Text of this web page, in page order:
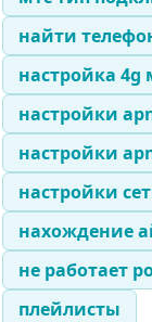
найти
настройка 4g
настройки
настройки
настройки
нахождение
не работает
плейлисты